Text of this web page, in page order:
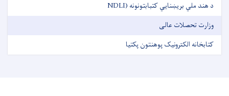
د هند ملي بریښنایي کتبابتونونه (NDLI
وزارت تحصلات عالی
کتابخانه الکترونیک پوهنتون پکتیا